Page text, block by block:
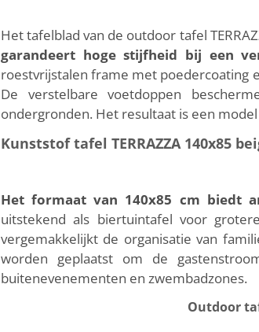
Het tafelblad van de outdoor tafel
garandeert hoge stijfheid bij een
roestvrijstalen frame met poedercoating
De verstelbare voetdoppen
ondergronden. Het resultaat is een
Kunststof tafel TERRAZZA 140x85
Het formaat van 140x85 cm biedt
uitstekend als biertuintafel voor
vergemakkelijkt de organisatie van
worden geplaatst om de
buitenevenementen en zwembadzones.
Outdoor